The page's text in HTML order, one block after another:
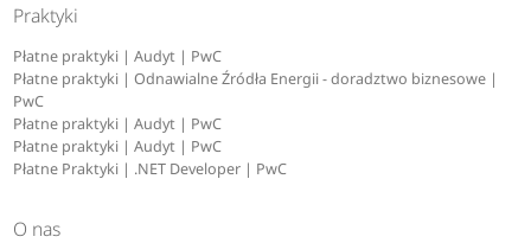
Praktyki
Płatne praktyki | Audyt | PwC
Płatne praktyki | Odnawialne Źródła Energii - doradztwo biznesowe |
PwC
Płatne praktyki | Audyt | PwC
Płatne praktyki | Audyt | PwC
Płatne Praktyki | .NET Developer | PwC
O nas